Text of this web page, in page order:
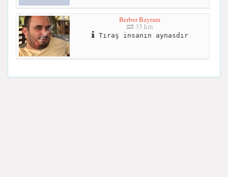
Berber Bayram
35 km
Tıraş insanın aynasdır